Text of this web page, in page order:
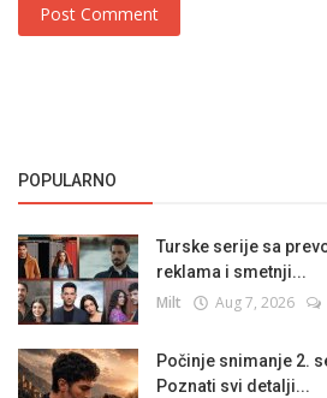
Post Comment
POPULARNO
Turske serije sa
reklama i smetnji...
Milt Aug 7, 2026
Počinje snimanje 2.
Poznati svi detalji...